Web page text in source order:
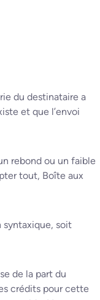
du destinataire a
et que l’envoi
rebond ou un faible
tout, Boîte aux
syntaxique, soit
de la part du
crédits pour cette